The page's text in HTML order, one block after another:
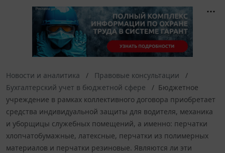
Новости и аналитика
Правовые консультации
Бухгалтерский учет в бюджетной сфере
Бюджетное
учреждение в рамках коллективного договора приобретает
средства индивидуальной защиты для водителя, механика
и уборщицы служебных помещений, а именно: перчатки
хлопчатобумажные, латексные, перчатки из полимерных
материалов и перчатки резиновые. Являются ли эти